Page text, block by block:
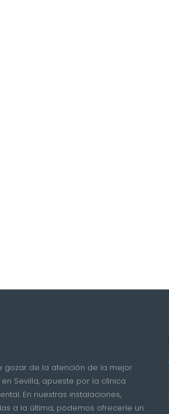
gozar de la atención de la mejor
Sevilla, apueste por la clínica
En nuestras instalaciones,
a la última, podemos ofrecerle un